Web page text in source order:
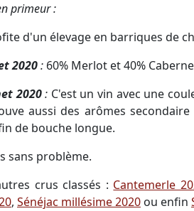
primeur :
d'un élevage en barriques de
2020: 60% Merlot et 40%
2020: C'est un vin avec une
aussi des arômes
de bouche longue.
sans problème.
crus classés : Cantemerle
, Sénéjac millésime 2020 ou enfin